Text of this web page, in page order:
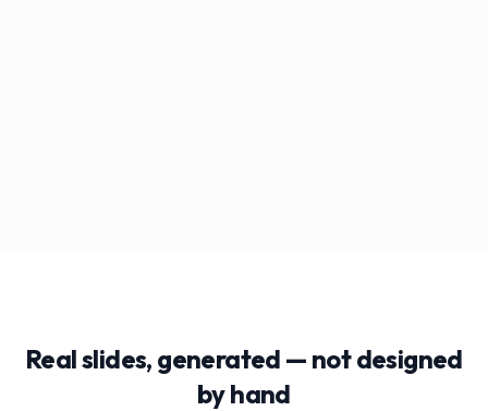
Real slides, generated — not designed
by hand